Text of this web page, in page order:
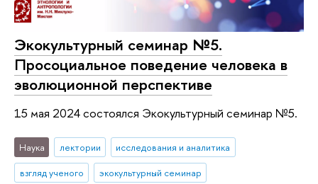
Экокультурный семинар №5.
Просоциальное поведение человека в
эволюционной перспективе
15 мая 2024 состоялся Экокультурный семинар №5.
Наука лектории
исследования и аналитика
взгляд ученого
экокультурный семинар